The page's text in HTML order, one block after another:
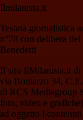
Ilmilanista.it
Testata giornalistica
n°78 con delibera
Benedetti
Il sito IlMilanista.it di
via Bomarzo 34,
di RCS Mediagroup
foto, video e
ad oggetto i